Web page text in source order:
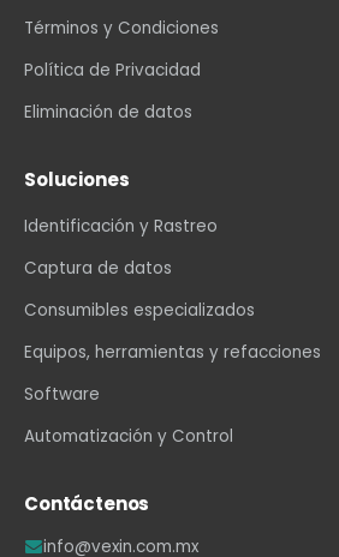
Términos y Condiciones
Política de Privacidad
Eliminación de datos
Soluciones
Identificación y Rastreo
Captura de datos
Consumibles especializados
Equipos, herramientas y refacciones
Software
Automatización y Control
Contáctenos
info@vexin.com.mx